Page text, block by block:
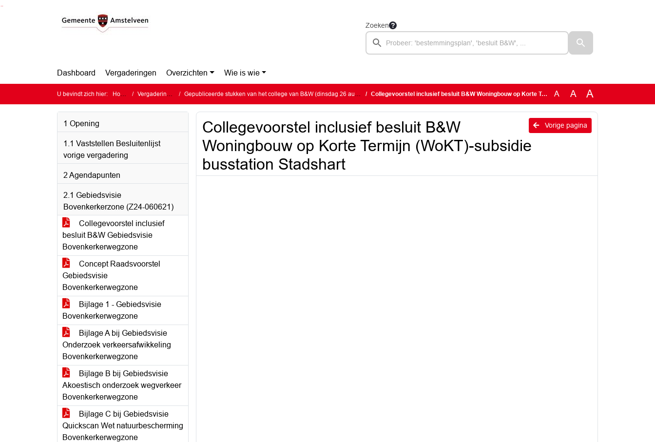
Zoeken
Dashboard Vergaderingen Overzichten Wie is wie
U bevindt zich hier: Home Vergaderingen Gepubliceerde stukken van het college van B&W (dinsdag 26 augustus 2025) Collegevoorstel inclusief besluit B&W Woningbouw op Korte Termijn (WoKT)-subsidie busstation Stadshart A A A
1 Opening
1.1 Vaststellen Besluitenlijst
vorige vergadering
2 Agendapunten
2.1 Gebiedsvisie
Bovenkerkerzone (Z24-060621)
Collegevoorstel inclusief
besluit B&W Gebiedsvisie
Bovenkerkerwegzone
Concept Raadsvoorstel
Gebiedsvisie
Bovenkerkerwegzone
Bijlage 1 - Gebiedsvisie
Bovenkerkerwegzone
Bijlage A bij Gebiedsvisie
Onderzoek verkeersafwikkeling
Bovenkerkerwegzone
Bijlage B bij Gebiedsvisie
Akoestisch onderzoek wegverkeer
Bovenkerkerwegzone
Bijlage C bij Gebiedsvisie
Quickscan Wet natuurbescherming
Bovenkerkerwegzone
Vorige pagina
Collegevoorstel inclusief besluit B&W
Woningbouw op Korte Termijn (WoKT)-subsidie
busstation Stadshart